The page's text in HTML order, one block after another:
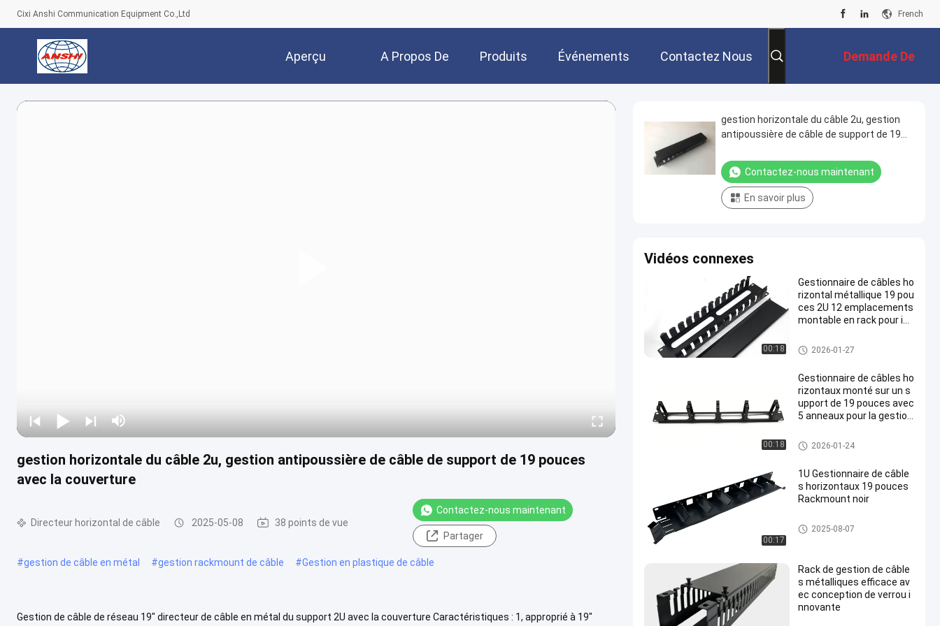
Cixi Anshi Communication Equipment Co.,Ltd French
Aperçu A Propos De Produits Événements Contactez Nous Demande De
Soumission
gestion horizontale du câble 2u, gestion antipoussière de câble de support de 19 pouces
avec la couverture
Directeur horizontal de câble 2025-05-08 38 points de vue
Contactez-nous maintenant
Partager
#gestion de câble en métal #gestion rackmount de câble #Gestion en plastique de câble
Gestion de câble de réseau 19" directeur de câble en métal du support 2U avec la couverture Caractéristiques : 1, approprié à 19"
gestion horizontale du câble 2u, gestion
antipoussière de câble de support de 19
Contactez-nous maintenant
En savoir plus
Vidéos connexes
00:18
Gestionnaire de câbles ho
rizontal métallique 19 pou
ces 2U 12 emplacements
montable en rack pour ins
Directeur horizontal de câble
2026-01-27
00:18
Gestionnaire de câbles ho
rizontaux monté sur un s
upport de 19 pouces avec
5 anneaux pour la gestion
Directeur horizontal de câble
2026-01-24
00:17
1U Gestionnaire de câble
s horizontaux 19 pouces
Rackmount noir
Directeur horizontal de câble
2025-08-07
Rack de gestion de câble
s métalliques efficace av
ec conception de verrou i
nnovante